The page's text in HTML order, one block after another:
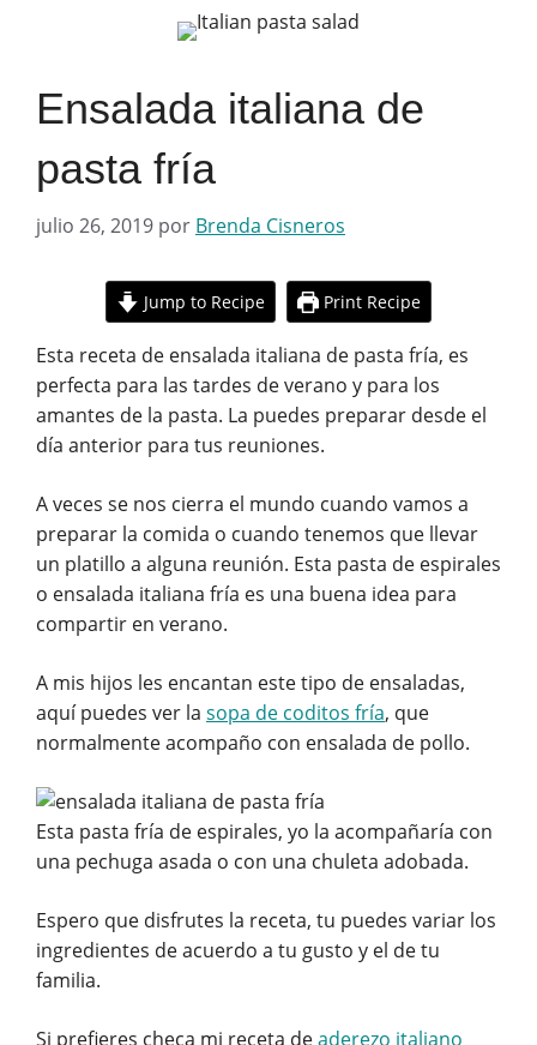
Ensalada italiana de
pasta fría
julio 26, 2019 por Brenda Cisneros
Jump to Recipe Print Recipe
Esta receta de ensalada italiana de pasta fría, es
perfecta para las tardes de verano y para los
amantes de la pasta. La puedes preparar desde el
día anterior para tus reuniones.
A veces se nos cierra el mundo cuando vamos a
preparar la comida o cuando tenemos que llevar
un platillo a alguna reunión. Esta pasta de espirales
o ensalada italiana fría es una buena idea para
compartir en verano.
A mis hijos les encantan este tipo de ensaladas,
aquí puedes ver la sopa de coditos fría, que
normalmente acompaño con ensalada de pollo.
Esta pasta fría de espirales, yo la acompañaría con
una pechuga asada o con una chuleta adobada.
Espero que disfrutes la receta, tu puedes variar los
ingredientes de acuerdo a tu gusto y el de tu
familia.
Si prefieres checa mi receta deaderezo italiano